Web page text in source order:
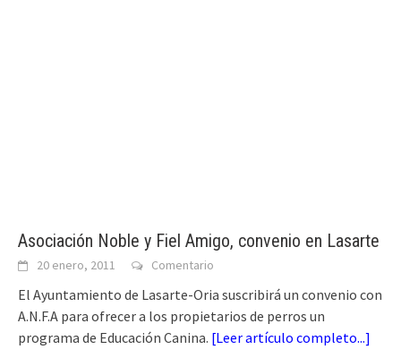
Asociación Noble y Fiel Amigo, convenio en Lasarte
20 enero, 2011 Comentario
El Ayuntamiento de Lasarte-Oria suscribirá un convenio con
A.N.F.A para ofrecer a los propietarios de perros un
programa de Educación Canina. [Leer artículo completo...]